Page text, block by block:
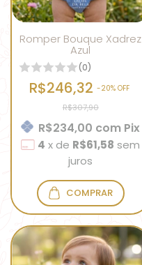
Romper Bouque Xadrez
Azul
(0)
R$246,32 -20% OFF
R$307,90
R$234,00 com Pix
4 x de R$61,58 sem
juros
COMPRAR